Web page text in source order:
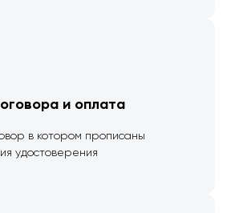
и оплата
в котором прописаны
удостоверения